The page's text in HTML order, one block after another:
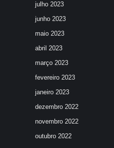
julho 2023
junho 2023
maio 2023
abril 2023
março 2023
fevereiro 2023
janeiro 2023
dezembro 2022
novembro 2022
outubro 2022